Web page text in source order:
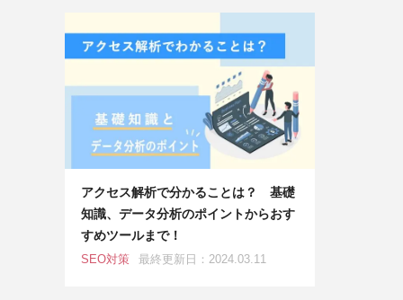
アクセス解析で分かることは？ 基礎
知識、データ分析のポイントからおす
すめツールまで！
SEO対策 最終更新日：2024.03.11